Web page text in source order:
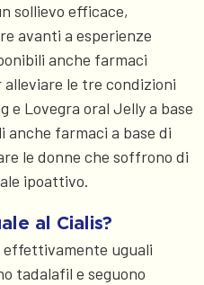
sollievo efficace,
avanti a esperienze
anche farmaci
le tre condizioni
e Lovegra oral Jelly a base
anche farmaci a base di
le donne che soffrono di
ipoattivo.
al Cialis?
effettivamente uguali
tadalafil e seguono